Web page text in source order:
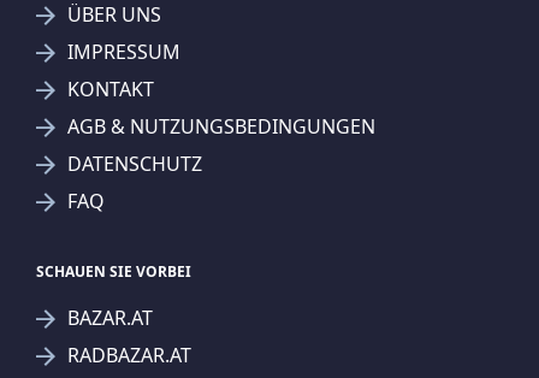
ÜBER UNS
IMPRESSUM
KONTAKT
AGB & NUTZUNGSBEDINGUNGEN
DATENSCHUTZ
FAQ
SCHAUEN SIE VORBEI
BAZAR.AT
RADBAZAR.AT